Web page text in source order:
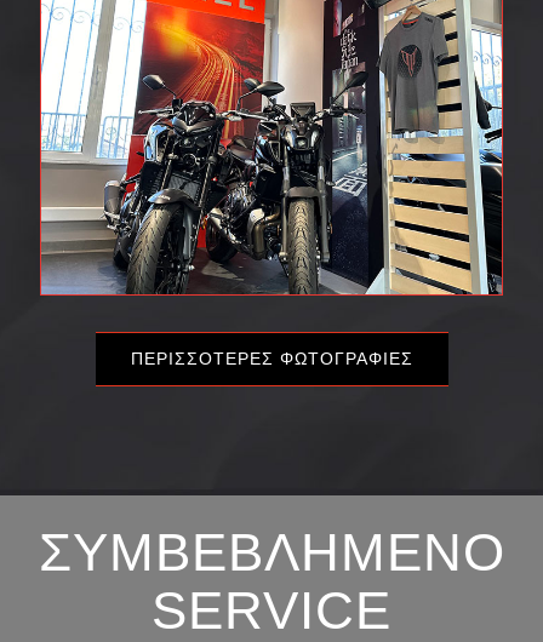
ΠΕΡΙΣΣΌΤΕΡΕΣ ΦΩΤΟΓΡΑΦΊΕΣ
ΣΥΜΒΕΒΛΗΜΈΝΟ
SERVICE